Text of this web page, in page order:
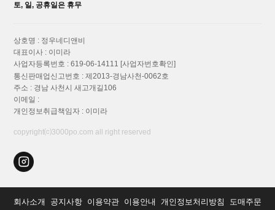
토, 일, 공휴일은 휴무
상호명 : 정우네디앤비
대표이사 : 이미라
사업자등록번호 : 619-06-14111 [사업자번호확인]
통신판매업신고번호 : 제2013-경남사천-0062호
주소 : 경남 사천시 새고개길106
이메일 :
개인정보취급책임자 : 이미라
copyright⒞3000po.com all right reserved
회사소개 공지사항 이용약관 이용안내 개인정보처리방침 도매주문